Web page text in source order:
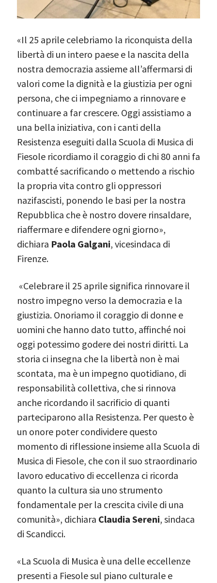
«Il 25 aprile celebriamo la riconquista della
libertà di un intero paese e la nascita della
nostra democrazia assieme all’affermarsi di
valori come la dignità e la giustizia per ogni
persona, che ci impegniamo a rinnovare e
continuare a far crescere. Oggi assistiamo a
una bella iniziativa, con i canti della
Resistenza eseguiti dalla Scuola di Musica di
Fiesole ricordiamo il coraggio di chi 80 anni fa
combatté sacrificando o mettendo a rischio
la propria vita contro gli oppressori
nazifascisti, ponendo le basi per la nostra
Repubblica che è nostro dovere rinsaldare,
riaffermare e difendere ogni giorno»,
dichiara Paola Galgani, vicesindaca di
Firenze.
«Celebrare il 25 aprile significa rinnovare il
nostro impegno verso la democrazia e la
giustizia. Onoriamo il coraggio di donne e
uomini che hanno dato tutto, affinché noi
oggi potessimo godere dei nostri diritti. La
storia ci insegna che la libertà non è mai
scontata, ma è un impegno quotidiano, di
responsabilità collettiva, che si rinnova
anche ricordando il sacrificio di quanti
parteciparono alla Resistenza. Per questo è
un onore poter condividere questo
momento di riflessione insieme alla Scuola di
Musica di Fiesole, che con il suo straordinario
lavoro educativo di eccellenza ci ricorda
quanto la cultura sia uno strumento
fondamentale per la crescita civile di una
comunità», dichiara Claudia Sereni, sindaca
di Scandicci.
«La Scuola di Musica è una delle eccellenze
presenti a Fiesole sul piano culturale e